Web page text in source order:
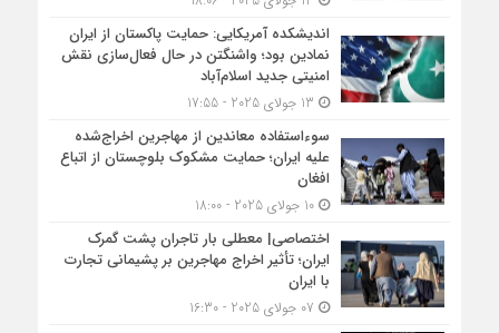
اندیشکده آمریکایی: حمایت پاکستان از ایران
نمادین بود؛ واشنگتن در حال فعال‌سازی نقش
امنیتی جدید اسلام‌آباد
سوءاستفاده معاندین از مهاجرین اخراج‌شده
علیه ایران؛ حمایت مشکوک بلوچستان از اتباع
افغان
10 جولای 2025 - 18:00
اختصاصی| معطلی بار تاجران پشت گمرک
ایران؛ تأثیر اخراج مهاجرین بر پشیمانی تجارت
با ایران